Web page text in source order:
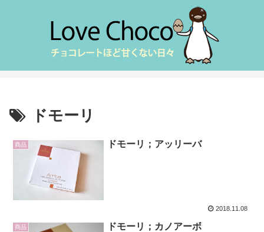
ドモーリ
商品 ドモーリ；アッリーバ
2018.11.08
商品 ドモーリ；カノアーボ